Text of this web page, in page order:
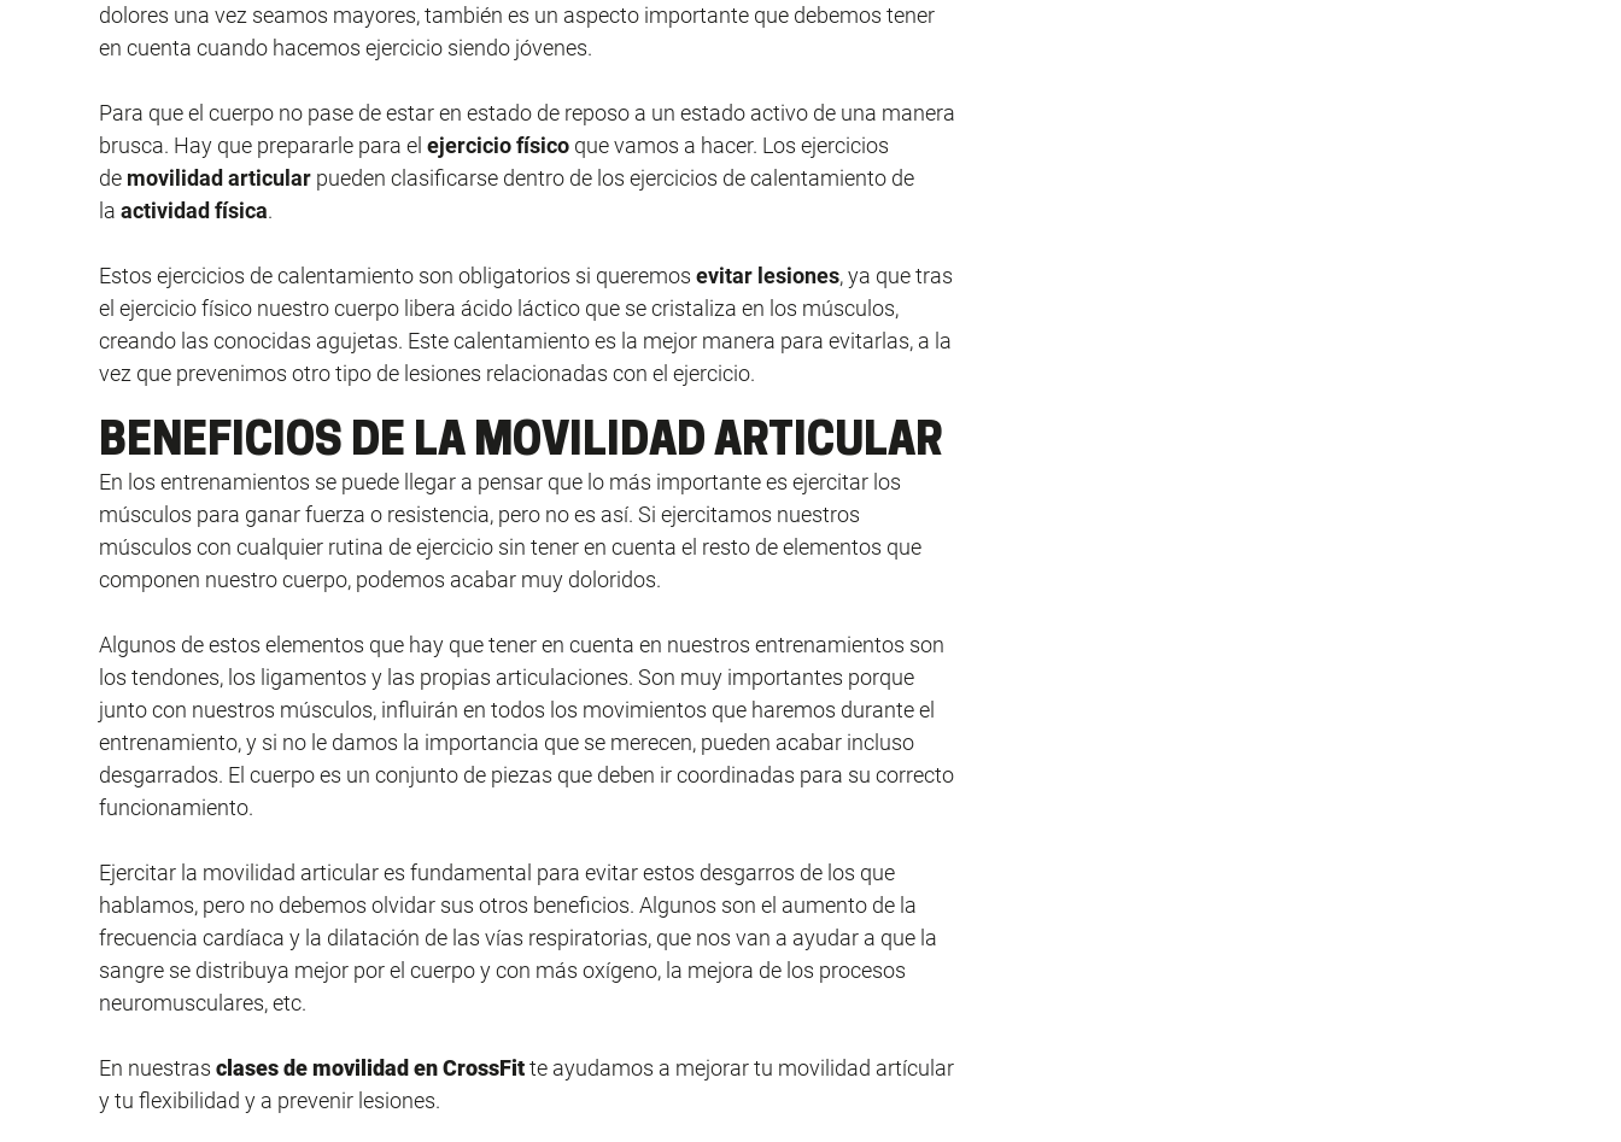
dolores una vez seamos mayores, también es un aspecto importante que debemos tener
en cuenta cuando hacemos ejercicio siendo jóvenes.
Para que el cuerpo no pase de estar en estado de reposo a un estado activo de una manera
brusca. Hay que prepararle para el ejercicio físico que vamos a hacer. Los ejercicios
de movilidad articular pueden clasificarse dentro de los ejercicios de calentamiento de
la actividad física.
Estos ejercicios de calentamiento son obligatorios si queremos evitar lesiones, ya que tras
el ejercicio físico nuestro cuerpo libera ácido láctico que se cristaliza en los músculos,
creando las conocidas agujetas. Este calentamiento es la mejor manera para evitarlas, a la
vez que prevenimos otro tipo de lesiones relacionadas con el ejercicio.
BENEFICIOS DE LA MOVILIDAD ARTICULAR
En los entrenamientos se puede llegar a pensar que lo más importante es ejercitar los
músculos para ganar fuerza o resistencia, pero no es así. Si ejercitamos nuestros
músculos con cualquier rutina de ejercicio sin tener en cuenta el resto de elementos que
componen nuestro cuerpo, podemos acabar muy doloridos.
Algunos de estos elementos que hay que tener en cuenta en nuestros entrenamientos son
los tendones, los ligamentos y las propias articulaciones. Son muy importantes porque
junto con nuestros músculos, influirán en todos los movimientos que haremos durante el
entrenamiento, y si no le damos la importancia que se merecen, pueden acabar incluso
desgarrados. El cuerpo es un conjunto de piezas que deben ir coordinadas para su correcto
funcionamiento.
Ejercitar la movilidad articular es fundamental para evitar estos desgarros de los que
hablamos, pero no debemos olvidar sus otros beneficios. Algunos son el aumento de la
frecuencia cardíaca y la dilatación de las vías respiratorias, que nos van a ayudar a que la
sangre se distribuya mejor por el cuerpo y con más oxígeno, la mejora de los procesos
neuromusculares, etc.
En nuestras clases de movilidad en CrossFitte ayudamos a mejorar tu movilidad artícular
y tu flexibilidad y a prevenir lesiones.